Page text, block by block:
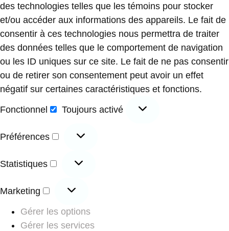
des technologies telles que les témoins pour stocker
et/ou accéder aux informations des appareils. Le fait de
consentir à ces technologies nous permettra de traiter
des données telles que le comportement de navigation
ou les ID uniques sur ce site. Le fait de ne pas consentir
ou de retirer son consentement peut avoir un effet
négatif sur certaines caractéristiques et fonctions.
Fonctionnel
Toujours activé
Préférences
Statistiques
Marketing
Gérer les options
Gérer les services